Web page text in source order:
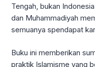
Tengah, bukan
dan Muhammadiyah
semuanya spendapat
Buku ini memberikan
praktik Islamisme yang